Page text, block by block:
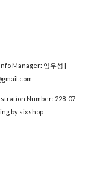
Manager: 임우성 |
Number: 228-07-
by sixshop